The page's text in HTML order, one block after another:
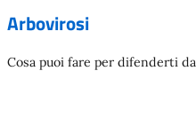
Arbovirosi
Cosa puoi fare per difenderti